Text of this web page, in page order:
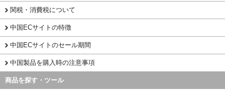
関税・消費税について
中国ECサイトの特徴
中国ECサイトのセール期間
中国製品を購入時の注意事項
商品を探す・ツール